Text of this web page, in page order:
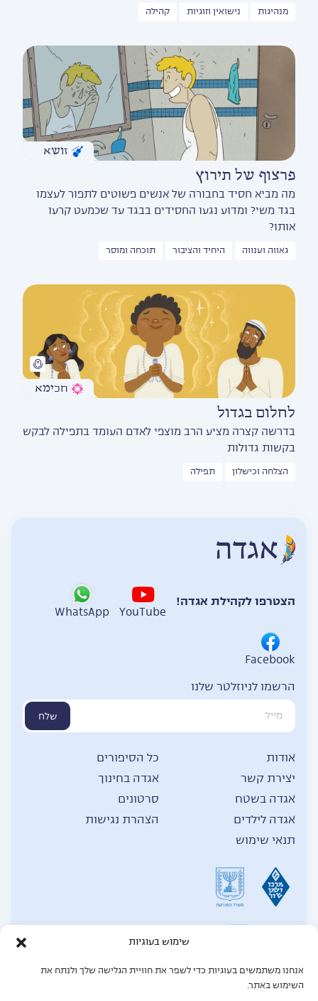
שימוש בעוגיות
אנחנו משתמשים בעוגיות כדי לשפר את חוויית הגלישה שלך ולנתח את
השימוש באתר.
מנהיגות נישואין וזוגיות קהילה
זושא
פרצוף של תירוץ
מה מביא חסיד בחבורה של אנשים פשוטים לתפור לעצמו
בגד משי? ומדוע נגעו החסידים בבגד עד שכמעט קרעו
אותו?
גאווה וענווה היחיד והציבור תוכחה ומוסר
חכימא
לחלום בגדול
בדרשה קצרה מציע הרב מוצפי לאדם העומד בתפילה לבקש
בקשות גדולות
הצלחה וכישלון תפילה
הצטרפו לקהילת אגדה!
YouTube
WhatsApp
Facebook
הרשמו לניוזלטר שלנו
שלח
אודות
כל הסיפורים
יצירת קשר
הצהרת נגישות
אגדה בחינוך
אגדה בשטח
תנאי שימוש
סרטונים
אגדה לילדים
תחזוקת אתר: Mgt force מומחים לאתרי וורדפרס